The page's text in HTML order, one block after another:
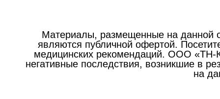
Материалы, размещенные на данной
являются публичной офертой.
медицинских рекомендаций. ООО «ТН-
негативные последствия, возникшие в
на